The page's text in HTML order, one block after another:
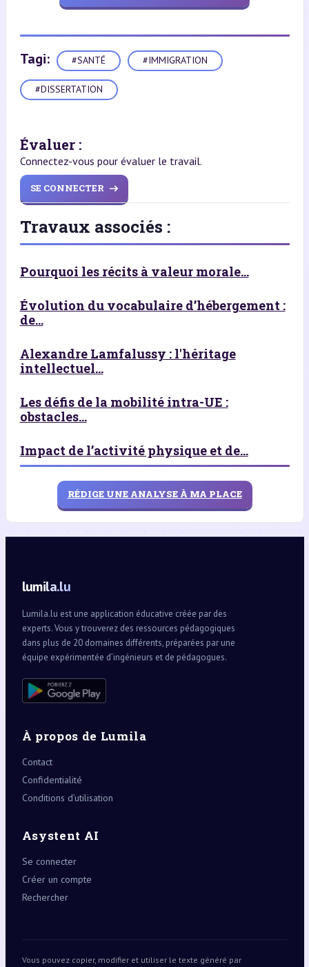
Tagi: #SANTÉ #IMMIGRATION
#DISSERTATION
Évaluer :
Connectez-vous pour évaluer le travail.
SE CONNECTER
Travaux associés :
Pourquoi les récits à valeur morale...
Évolution du vocabulaire d’hébergement :
de...
Alexandre Lamfalussy : l'héritage
intellectuel...
Les défis de la mobilité intra-UE :
obstacles...
Impact de l’activité physique et de...
RÉDIGE UNE ANALYSE À MA PLACE
lumila.lu
Lumila.lu est une application éducative créée par des
experts. Vous y trouverez des ressources pédagogiques
dans plus de 20 domaines différents, préparées par une
équipe expérimentée d’ingénieurs et de pédagogues.
À propos de Lumila
Contact
Confidentialité
Conditions d’utilisation
Asystent AI
Se connecter
Créer un compte
Rechercher
Vous pouvez copier, modifier et utiliser le texte généré par